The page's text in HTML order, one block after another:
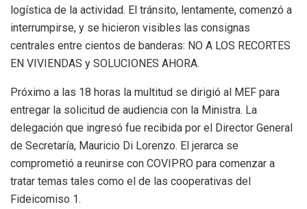
logística de la actividad. El tránsito, lentamente, comenzó a
interrumpirse, y se hicieron visibles las consignas
centrales entre cientos de banderas: NO A LOS RECORTES
EN VIVIENDAS y SOLUCIONES AHORA.
Próximo a las 18 horas la multitud se dirigió al MEF para
entregar la solicitud de audiencia con la Ministra. La
delegación que ingresó fue recibida por el Director General
de Secretaría, Mauricio Di Lorenzo. El jerarca se
comprometió a reunirse con COVIPRO para comenzar a
tratar temas tales como el de las cooperativas del
Fideicomiso 1.